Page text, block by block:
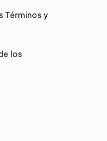
Términos y
los